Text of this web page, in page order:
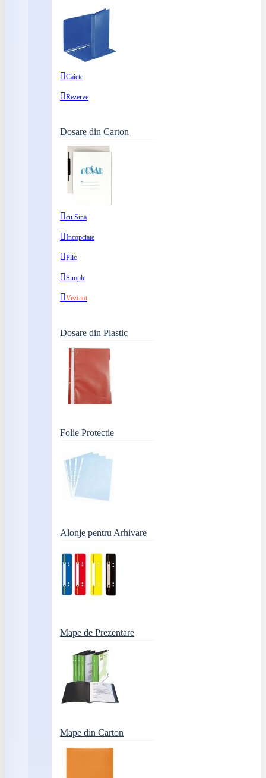
Caiete
Rezerve
Dosare din Carton
cu Sina
Incopciate
Plic
Simple
Vezi tot
Dosare din Plastic
Folie Protectie
Alonje pentru Arhivare
Mape de Prezentare
Mape din Carton